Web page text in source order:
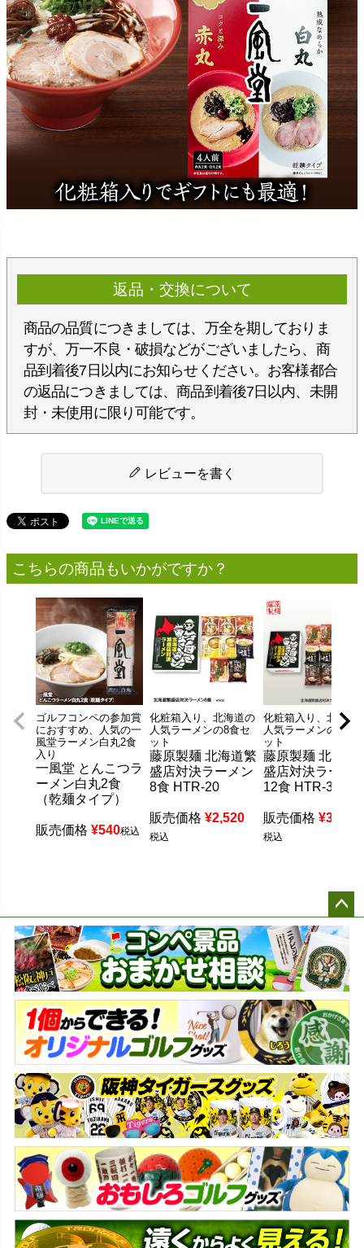
返品・交換について
商品の品質につきましては、万全を期しておりま
すが、万一不良・破損などがございましたら、商
品到着後7日以内にお知らせください。お客様都合
の返品につきましては、商品到着後7日以内、未開
封・未使用に限り可能です。
レビューを書く
こちらの商品もいかがですか？
ゴルフコンペの参加賞
におすすめ、人気の一
風堂ラーメン白丸2食
入り
一風堂 とんこつラ
ーメン白丸2食
（乾麺タイプ）
販売価格 ¥540税込
化粧箱入り、北海道の
人気ラーメンの8食セ
ット
藤原製麺 北海道繁
盛店対決ラーメン
8食 HTR-20
販売価格 ¥2,520
税込
化粧箱入り、北海道
人気ラーメンの12食
ット
藤原製麺 北海道
盛店対決ラーメ
12食 HTR-30
販売価格 ¥3,780
税込
ペー
ジト
ップ
へ